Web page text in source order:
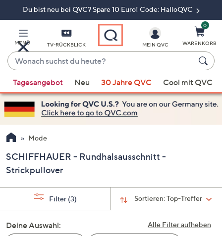
Du bist neu bei QVC? Spare 10 Euro! Code: HalloQVC
MENÜ TV-RÜCKBLICK
Wonach
suchst
du
heute?
Vorschläge
verfügbar
sind,
verwenden
Sie
Pfeiltasten
nach
oder
MEIN QVC
0
WARENKORB
Tagesangebot Neu 30 Jahre QVC Cool mit QVC
Mode
SCHIFFHAUER - Rundhalsausschnitt -
Strickpullover
Sortieren:Top-Treffer
Filter (3)
Alle Filter aufheben
Deine Auswahl: